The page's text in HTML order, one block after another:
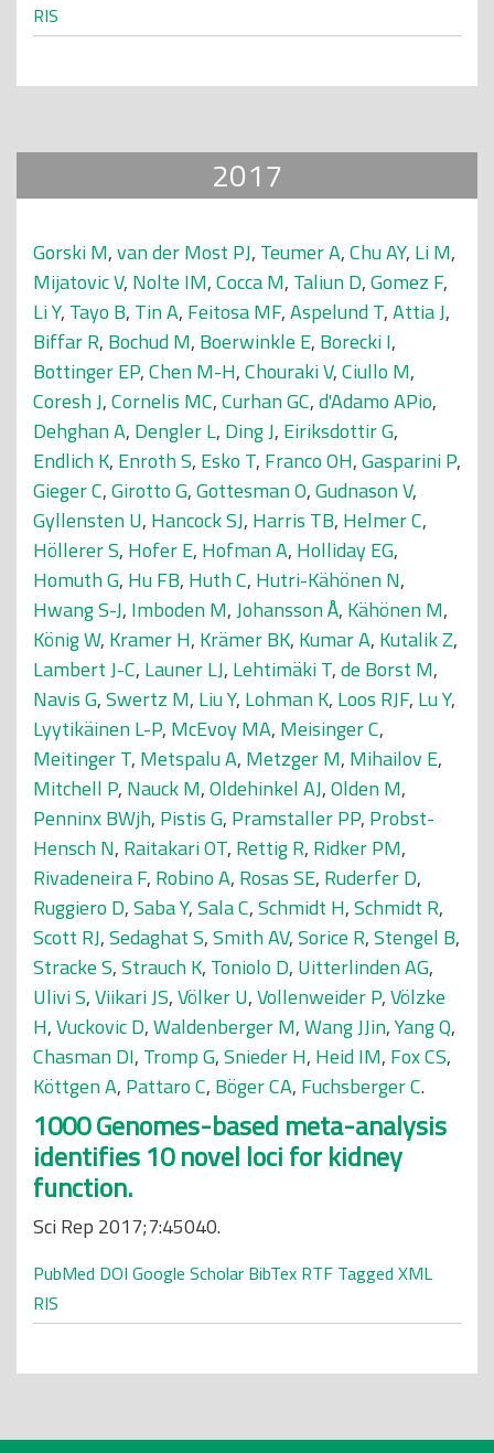
RIS
2017
Gorski M,van der Most PJ, Teumer A,Chu AY, Li M,
Mijatovic V, Nolte IM,Cocca M, Taliun D,Gomez F,
Li Y, Tayo B, Tin A, Feitosa MF,Aspelund T,Attia J,
Biffar R, Bochud M, Boerwinkle E, Borecki I,
Bottinger EP,Chen M-H,Chouraki V,Ciullo M,
Coresh J,Cornelis MC,Curhan GC,d'Adamo APio,
Dehghan A, Dengler L, Ding J, Eiriksdottir G,
Endlich K, Enroth S, Esko T, Franco OH,Gasparini P,
Gieger C,Girotto G,Gottesman O,Gudnason V,
Gyllensten U, Hancock SJ, Harris TB, Helmer C,
Höllerer S, Hofer E, Hofman A, Holliday EG,
Homuth G, Hu FB, Huth C, Hutri-Kähönen N,
Hwang S-J, Imboden M,Johansson Å, Kähönen M,
König W, Kramer H, Krämer BK, Kumar A, Kutalik Z,
Lambert J-C, Launer LJ, Lehtimäki T,de Borst M,
Navis G,Swertz M, Liu Y, Lohman K, Loos RJF, Lu Y,
Lyytikäinen L-P, McEvoy MA, Meisinger C,
Meitinger T, Metspalu A, Metzger M, Mihailov E,
Mitchell P, Nauck M,Oldehinkel AJ,Olden M,
Penninx BWjh, Pistis G, Pramstaller PP, Probst-
Hensch N, Raitakari OT, Rettig R, Ridker PM,
Rivadeneira F, Robino A, Rosas SE, Ruderfer D,
Ruggiero D,Saba Y,Sala C,Schmidt H,Schmidt R,
Scott RJ,Sedaghat S,Smith AV,Sorice R,Stengel B,
Stracke S,Strauch K, Toniolo D, Uitterlinden AG,
Ulivi S,Viikari JS,Völker U,Vollenweider P,Völzke
H,Vuckovic D,Waldenberger M,Wang JJin,Yang Q,
Chasman DI, Tromp G,Snieder H, Heid IM, Fox CS,
Köttgen A, Pattaro C, Böger CA, Fuchsberger C.
1000 Genomes-based meta-analysis
identifies 10 novel loci for kidney
function.
Sci Rep 2017;7:45040.
PubMed DOI Google Scholar BibTex RTF Tagged XML
RIS